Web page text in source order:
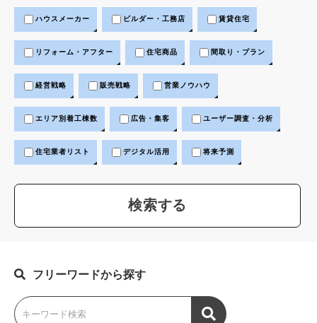
ハウスメーカー ビルダー・工務店 賃貸住宅
リフォーム・アフター 住宅商品 間取り・プラン
経営戦略 販売戦略 営業ノウハウ
エリア別着工棟数 広告・集客 ユーザー調査・分析
住宅業者リスト デジタル活用 将来予測
フリーワードから探す